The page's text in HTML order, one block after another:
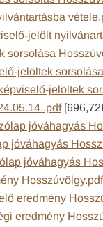
jelölt
sorsolása
jelöltek
jelöltek
jóváhagyás
jóváhagyás
jóváhagyás
Hosszúvölgy.pdf
eredmény
eredmény